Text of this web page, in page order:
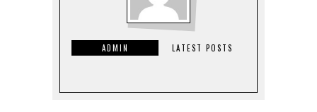
ADMIN LATEST POSTS